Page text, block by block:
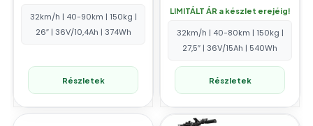
32km/h | 40-90km | 150kg |
26″ | 36V/10,4Ah | 374Wh
Részletek
LIMITÁLT ÁR a készlet erejéig!
32km/h | 40-80km | 150kg |
27,5″ | 36V/15Ah | 540Wh
Részletek